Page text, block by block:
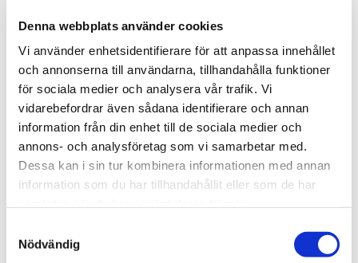
Denna webbplats använder cookies
Vi använder enhetsidentifierare för att anpassa innehållet
och annonserna till användarna, tillhandahålla funktioner
för sociala medier och analysera vår trafik. Vi
vidarebefordrar även sådana identifierare och annan
information från din enhet till de sociala medier och
annons- och analysföretag som vi samarbetar med.
Dessa kan i sin tur kombinera informationen med annan
information som du har tillhandahållit eller som de har
Nödvändig
arbetet efter dina behov. Det gäller väggar, tak,
snickerier, dörrar och socklar i hem, lägenheter och
kontor. Sitter det gammal väv eller flera lager
tapet på väggarna brukar vi bredspackla och
lägga på fiberduken Microlite, som armerar
väggen och ger en helt slät yta. Normalt använder
vi glans helmatt 2 i tak, glans 5 eller 7 på väggar
och glans 40 på snickerier. Det ger bra balans